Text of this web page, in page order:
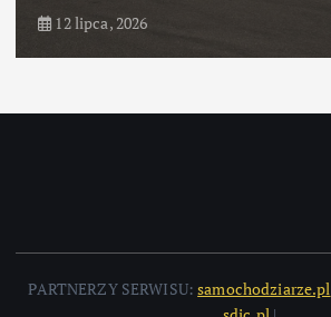
12 lipca, 2026
PARTNERZY SERWISU:samochodziarze.pl